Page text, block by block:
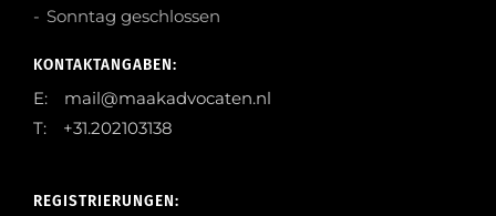
Sonntag geschlossen
KONTAKTANGABEN:
E: mail@maakadvocaten.nl
T: +31.202103138
REGISTRIERUNGEN: